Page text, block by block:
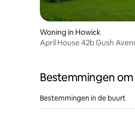
Woning in Howick
April House 42b Gush
Bestemmingen
Bestemmingen in de buurt